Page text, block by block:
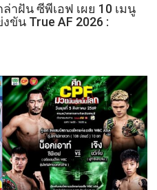
าฝัน ซีพีเอฟ เผย 10 เมนู
ขัน True AF 2026 :